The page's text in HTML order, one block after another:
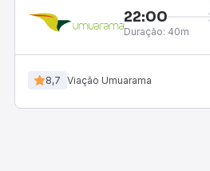
22:00
Duração: 40m
8,7 Viação Umuarama